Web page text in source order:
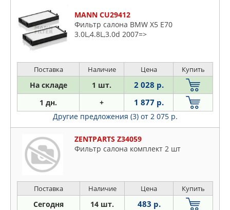
MANN CU29412
Фильтр салона BMW X5 E70
3.0L,4.8L,3.0d 2007=>
Поставка Наличие Цена Купить
На складе 1 шт. 2 028 р.
1 дн. + 1 877 р.
Другие предложения (3) от 2 075 р.
ZENTPARTS Z34059
Фильтр салона комплект 2 шт
Поставка Наличие Цена Купить
Сегодня 14 шт. 483 р.